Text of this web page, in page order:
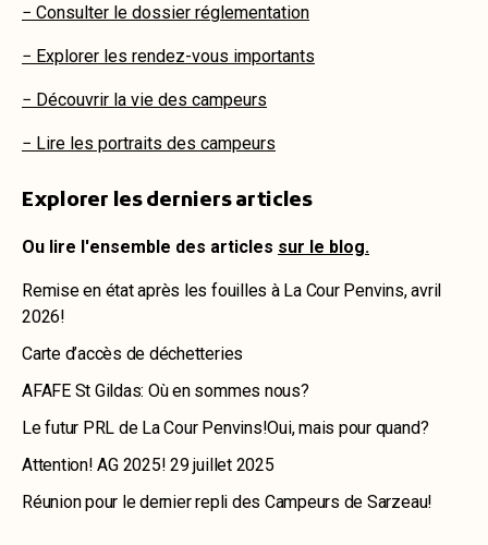
− Consulter le dossier réglementation
− Explorer les rendez-vous importants
− Découvrir la vie des campeurs
− Lire les portraits des campeurs
Explorer les derniers articles
Ou lire l'ensemble des articles sur le blog.
Remise en état après les fouilles à La Cour Penvins, avril
2026!
Carte d’accès de déchetteries
AFAFE St Gildas: Où en sommes nous?
Le futur PRL de La Cour Penvins!Oui, mais pour quand?
Attention! AG 2025! 29 juillet 2025
Réunion pour le dernier repli des Campeurs de Sarzeau!